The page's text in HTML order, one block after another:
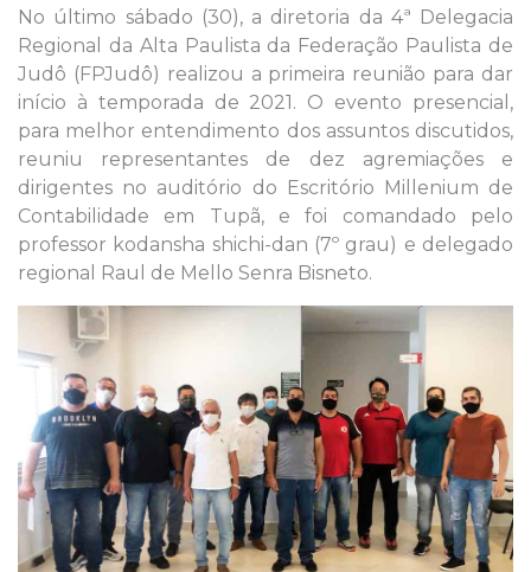
No último sábado (30), a diretoria da 4ª Delegacia
Regional da Alta Paulista da Federação Paulista de
Judô (FPJudô) realizou a primeira reunião para dar
início à temporada de 2021. O evento presencial,
para melhor entendimento dos assuntos discutidos,
reuniu representantes de dez agremiações e
dirigentes no auditório do Escritório Millenium de
Contabilidade em Tupã, e foi comandado pelo
professor kodansha shichi-dan (7º grau) e delegado
regional Raul de Mello Senra Bisneto.